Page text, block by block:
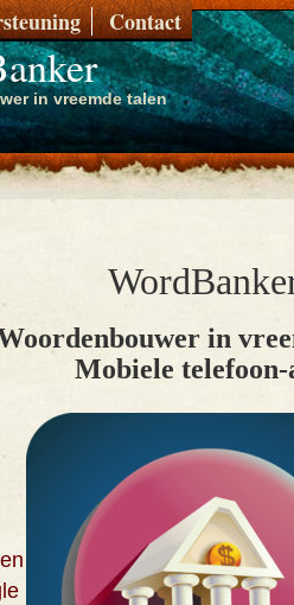
in vreemde talen
Contact
in
Mobiele telefoon-